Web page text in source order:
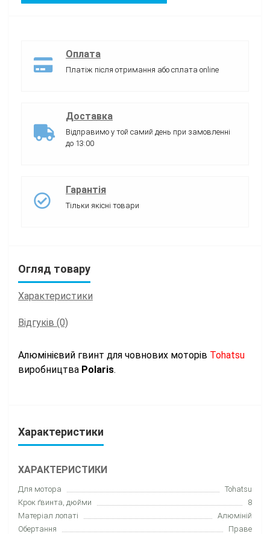
Оплата
Платіж після отримання або сплата online
Доставка
Відправимо у той самий день при замовленні
до 13:00
Гарантія
Тільки якісні товари
Огляд товару
Характеристики
Відгуків (0)
Алюмінієвий гвинт для човнових моторів Tohatsu
виробництва Polaris.
Характеристики
ХАРАКТЕРИСТИКИ
Для мотора
Tohatsu
Крок ґвинта, дюйми
8
Матеріал лопаті
Алюміній
Обертання
Праве